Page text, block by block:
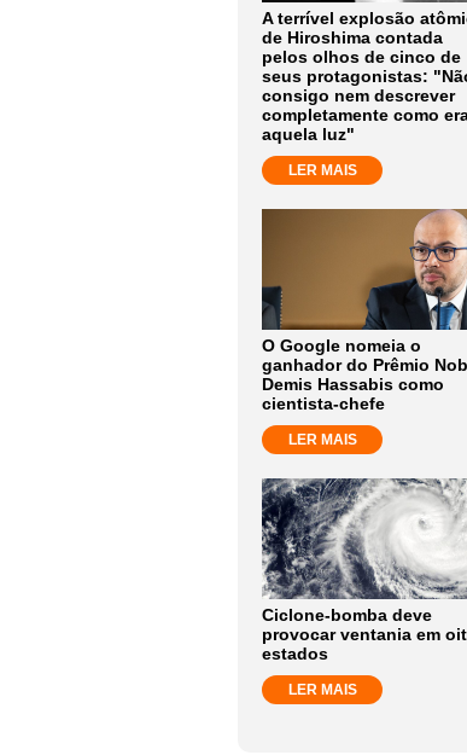
A terrível explosão
de Hiroshima contada
pelos olhos de cinco de
seus protagonistas:
consigo nem descrever
completamente como
aquela luz"
LER MAIS
O Google nomeia o
ganhador do Prêmio
Demis Hassabis como
cientista-chefe
LER MAIS
Ciclone-bomba deve
provocar ventania em
estados
LER MAIS